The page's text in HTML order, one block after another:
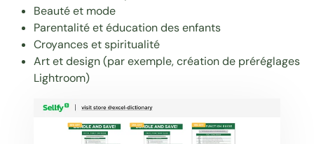
Beauté et mode
Parentalité et éducation des enfants
Croyances et spiritualité
Art et design (par exemple,création de préréglages
Lightroom)